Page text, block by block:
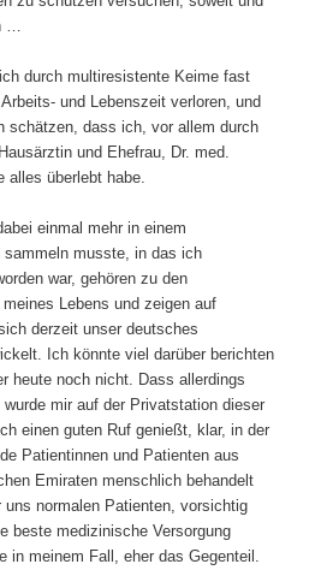
…
durch multiresistente Keime fast
und Lebenszeit verloren, und
schätzen, dass ich, vor allem durch
und Ehefrau, Dr. med.
alles überlebt habe.
einmal mehr in einem
sammeln musste, in das ich
war, gehören zu den
Lebens und zeigen auf
derzeit unser deutsches
Ich könnte viel darüber berichten
heute noch nicht. Dass allerdings
mir auf der Privatstation dieser
einen guten Ruf genießt, klar, in der
Patientinnen und Patienten aus
Emiraten menschlich behandelt
uns normalen Patienten, vorsichtig
beste medizinische Versorgung
in meinem Fall, eher das Gegenteil.